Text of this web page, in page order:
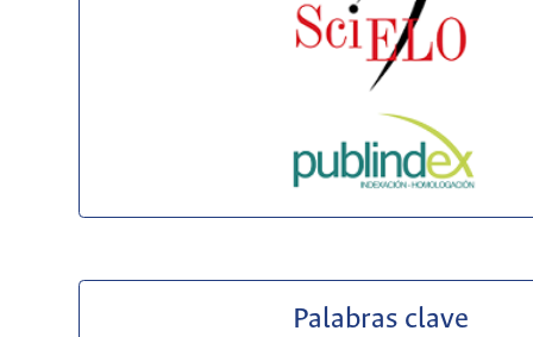
Palabras clave